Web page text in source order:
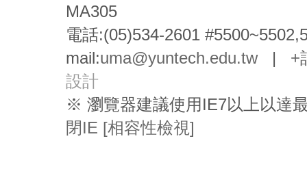
MA305
電話:(05)534-2601
mail:uma@yuntech.edu.tw| +
設計
※ 瀏覽器建議使用IE7以上以達
閉IE [相容性檢視]